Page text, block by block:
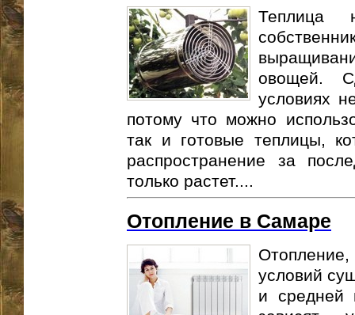
Теплица
овощей.
условиях
потому что можно
так и готовые теплицы,
распространение за
только растет....
Отопление в Самаре
условий
и средней